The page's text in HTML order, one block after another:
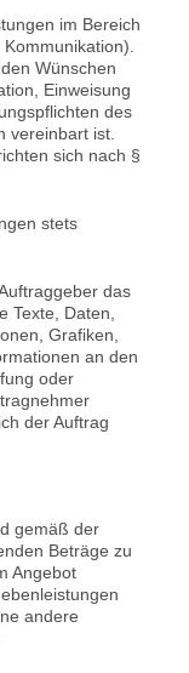
im Bereich
Wünschen
Einweisung
des
vereinbart ist.
sich nach §
stets
das
Texte, Daten,
Grafiken,
an den
oder
der Auftrag
gemäß der
Beträge zu
Angebot
andere